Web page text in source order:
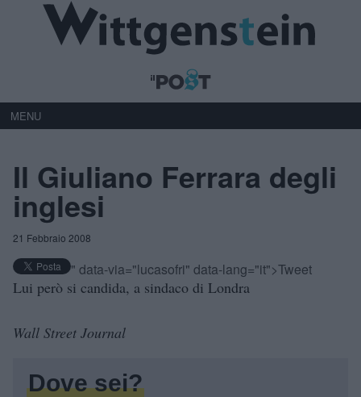
MENU
Il Giuliano Ferrara degli
inglesi
21 Febbraio 2008
" data-via="lucasofri" data-lang="it">Tweet
Lui però si candida, a sindaco di Londra
Wall Street Journal
Dove sei?